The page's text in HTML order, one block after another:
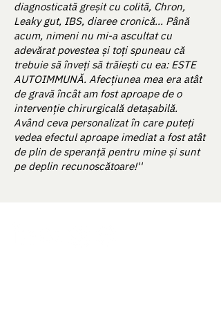
diagnosticată greșit cu colită, Chron,
Leaky gut, IBS, diaree cronică... Până
acum, nimeni nu mi-a ascultat cu
adevărat povestea și toți spuneau că
trebuie să înveți să trăiești cu ea: ESTE
AUTOIMMUNĂ. Afecțiunea mea era atât
de gravă încât am fost aproape de o
intervenție chirurgicală detașabilă.
Având ceva personalizat în care puteți
vedea efectul aproape imediat a fost atât
de plin de speranță pentru mine și sunt
pe deplin recunoscătoare!''